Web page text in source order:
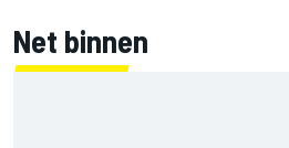
Net binnen